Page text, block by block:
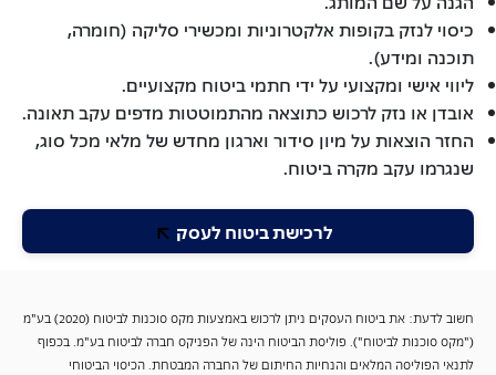
כיסוי לנזק בקופות אלקטרוניות ומכשירי סליקה (חומרה,
תוכנה ומידע).
ליווי אישי ומקצועי על ידי חתמי ביטוח מקצועיים.
אובדן או נזק לרכוש כתוצאה מהתמוטטות מדפים עקב תאונה.
החזר הוצאות על מיון סידור וארגון מחדש של מלאי מכל סוג,
שנגרמו עקב מקרה ביטוח.
לרכישת ביטוח לעסק
חשוב לדעת: את ביטוח העסקים ניתן לרכוש באמצעות מקס סוכנות לביטוח (2020) בע"מ
("מקס סוכנות לביטוח"). פוליסת הביטוח הינה של הפניקס חברה לביטוח בע"מ. בכפוף
לתנאי הפוליסה המלאים והנחיות החיתום של החברה המבטחת. הכיסוי הביטוחי